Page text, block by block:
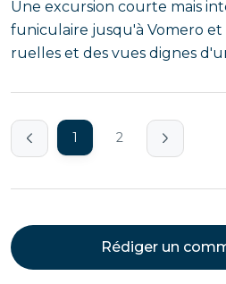
Une excursion courte mais
funiculaire jusqu'à Vomero
ruelles et des vues dignes
1 2
Rédiger un